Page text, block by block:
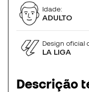
Idade:
ADULTO
Design oficial
LA LIGA
Descrição